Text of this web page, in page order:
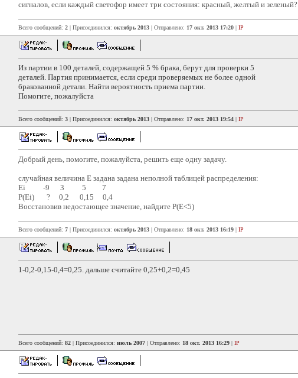
сигналов, если каждый светофор имеет три состояния: красный, желтый и зеленый?
Всего сообщений: 2 | Присоединился: октябрь 2013 | Отправлено: 17 окт. 2013 17:20 | IP
Из партии в 100 деталей, содержащей 5 % брака, берут для проверки 5
деталей. Партия принимается, если среди проверяемых не более одной
бракованной детали. Найти вероятность приема партии.
Помогите, пожалуйста
Всего сообщений: 3 | Присоединился: октябрь 2013 | Отправлено: 17 окт. 2013 19:54 | IP
Добрый день, помогите, пожалуйста, решить еще одну задачу.
случайная величина E задана задана неполной таблицей распределения:
Ei -9 3 5 7
P(Ei) ? 0,2 0,15 0,4
Восстановив недостающее значение, найдите P(E<5)
Всего сообщений: 7 | Присоединился: октябрь 2013 | Отправлено: 18 окт. 2013 16:19 | IP
1-0,2-0,15-0,4=0,25. дальше считайте 0,25+0,2=0,45
Всего сообщений: 82 | Присоединился: июль 2007 | Отправлено: 18 окт. 2013 16:29 | IP